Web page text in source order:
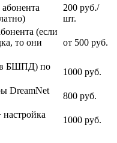
200 руб./
шт.
(если
то они
от 500 руб.
БШПД) по
1000 руб.
DreamNet
800 руб.
1000 руб.